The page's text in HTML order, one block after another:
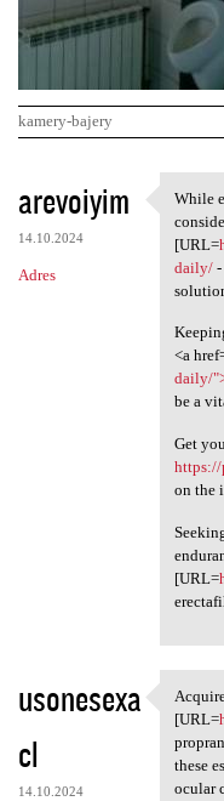
kamery-bajery
K
o
m
e
arevoiyim
14.10.2024
Adres
While
While
[URL=
daily/-
<a
daily/
be a
Get
on the
[URL=
usonesexa
cl
14.10.2024
[URL=
these
ocular